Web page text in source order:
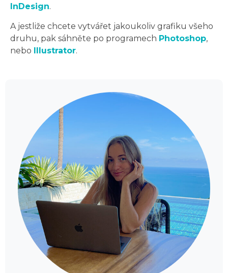
InDesign.
A jestliže chcete vytvářet jakoukoliv grafiku všeho
druhu, pak sáhněte po programech Photoshop,
nebo Illustrator.